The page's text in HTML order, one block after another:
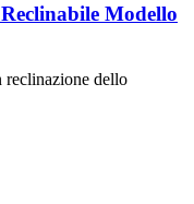
Modello
reclinazione dello